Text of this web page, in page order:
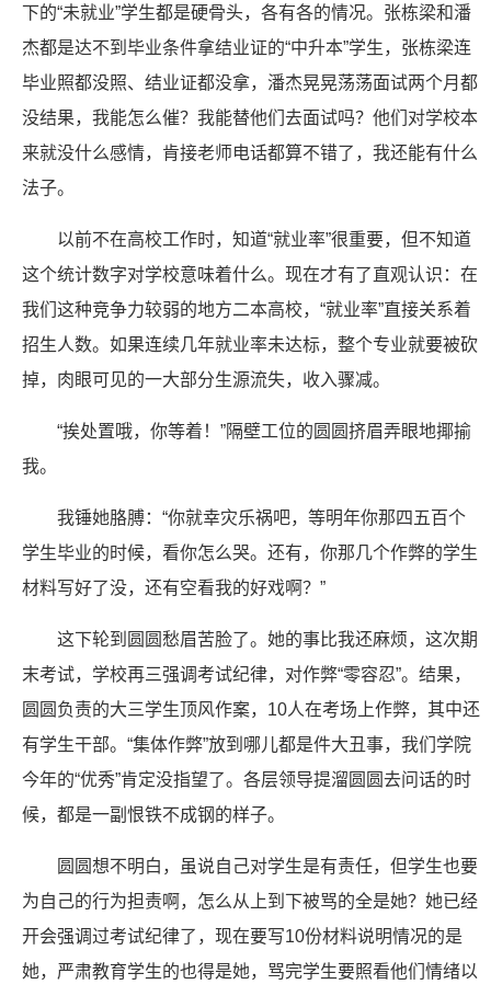
下的“未就业”学生都是硬骨头，各有各的情况。张栋梁和潘
杰都是达不到毕业条件拿结业证的“中升本”学生，张栋梁连
毕业照都没照、结业证都没拿，潘杰晃晃荡荡面试两个月都
没结果，我能怎么催？我能替他们去面试吗？他们对学校本
来就没什么感情，肯接老师电话都算不错了，我还能有什么
法子。
以前不在高校工作时，知道“就业率”很重要，但不知道
这个统计数字对学校意味着什么。现在才有了直观认识：在
我们这种竞争力较弱的地方二本高校，“就业率”直接关系着
招生人数。如果连续几年就业率未达标，整个专业就要被砍
掉，肉眼可见的一大部分生源流失，收入骤减。
“挨处置哦，你等着！”隔壁工位的圆圆挤眉弄眼地揶揄
我。
我锤她胳膊：“你就幸灾乐祸吧，等明年你那四五百个
学生毕业的时候，看你怎么哭。还有，你那几个作弊的学生
材料写好了没，还有空看我的好戏啊？”
这下轮到圆圆愁眉苦脸了。她的事比我还麻烦，这次期
末考试，学校再三强调考试纪律，对作弊“零容忍”。结果，
圆圆负责的大三学生顶风作案，10人在考场上作弊，其中还
有学生干部。“集体作弊”放到哪儿都是件大丑事，我们学院
今年的“优秀”肯定没指望了。各层领导提溜圆圆去问话的时
候，都是一副恨铁不成钢的样子。
圆圆想不明白，虽说自己对学生是有责任，但学生也要
为自己的行为担责啊，怎么从上到下被骂的全是她？她已经
开会强调过考试纪律了，现在要写10份材料说明情况的是
她，严肃教育学生的也得是她，骂完学生要照看他们情绪以